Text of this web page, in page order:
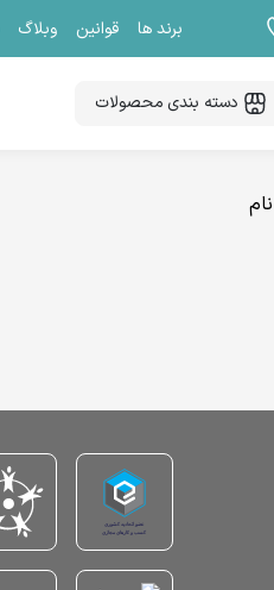
برند ها قوانین وبلاگ
دسته بندی محصولات